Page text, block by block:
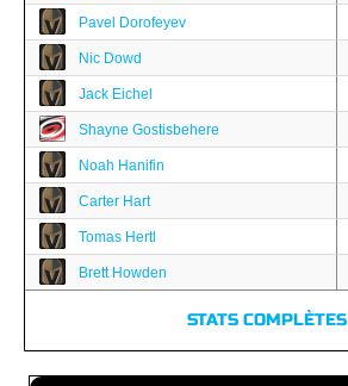
Pavel Dorofeyev
Nic Dowd
Jack Eichel
Shayne Gostisbehere
Noah Hanifin
Carter Hart
Tomas Hertl
Brett Howden
STATS COMPLÈTES